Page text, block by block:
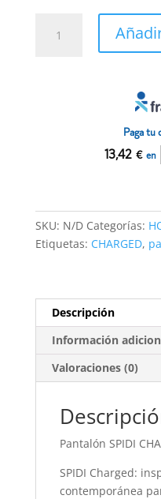
SPIDI
Paga tu
13,42 € en
SKU: N/D Categorías:
Etiquetas: CHARGED,
Descripción
Información
Valoraciones (0)
Pantalón SPIDI
SPIDI Charged:
contemporánea